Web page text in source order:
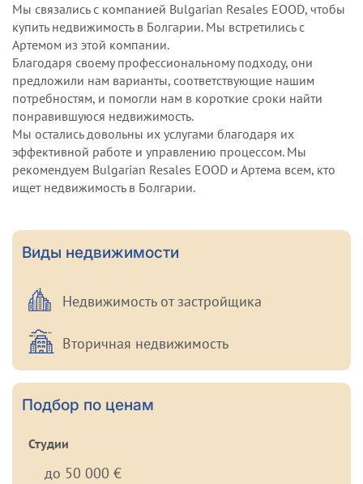
Мы связались с компанией Bulgarian Resales EOOD, чтобы
купить недвижимость в Болгарии. Мы встретились с
Артемом из этой компании.
Благодаря своему профессиональному подходу, они
предложили нам варианты, соответствующие нашим
потребностям, и помогли нам в короткие сроки найти
понравившуюся недвижимость.
Мы остались довольны их услугами благодаря их
эффективной работе и управлению процессом. Мы
рекомендуем Bulgarian Resales EOOD и Артема всем, кто
ищет недвижимость в Болгарии.
Виды недвижимости
Недвижимость от застройщика
Вторичная недвижимость
Подбор по ценам
Студии
до 50 000 €